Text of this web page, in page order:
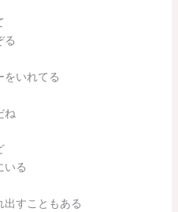
る
いれてる
ね
る
すこともある